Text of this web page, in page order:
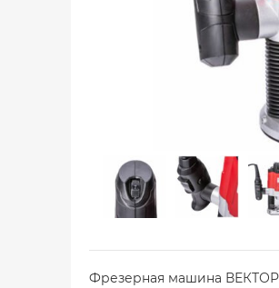
Фрезерная машина ВЕКТОР